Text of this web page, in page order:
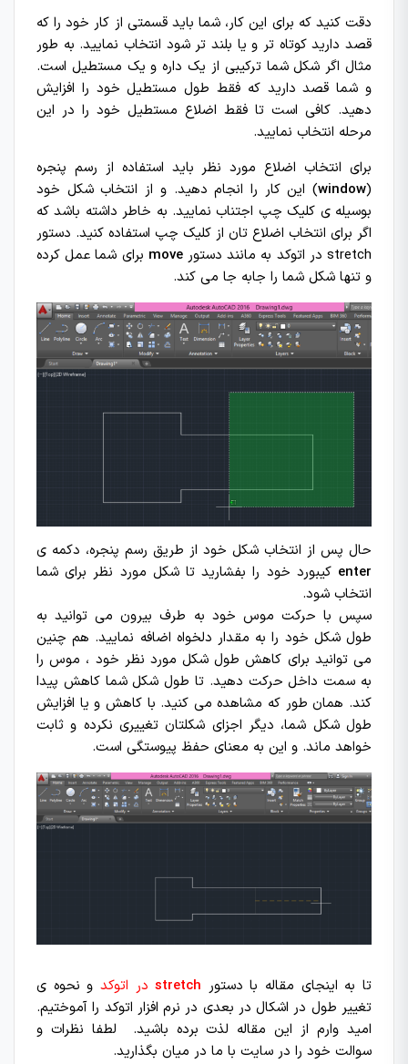
دقت کنید که برای این کار، شما باید قسمتی از کار خود را که
قصد دارید کوتاه تر و یا بلند تر شود انتخاب نمایید. به طور
مثال اگر شکل شما ترکیبی از یک داره و یک مستطیل است.
و شما قصد دارید که فقط طول مستطیل خود را افزایش
دهید. کافی است تا فقط اضلاع مستطیل خود را در این
مرحله انتخاب نمایید.
برای انتخاب اضلاع مورد نظر باید استفاده از رسم پنجره
(
window) این کار را انجام دهید. و از انتخاب شکل خود
بوسیله ی کلیک چپ اجتناب نمایید. به خاطر داشته باشد که
اگر برای انتخاب اضلاع تان از کلیک چپ استفاده کنید. دستور
stretch در اتوکد به مانند دستور
move برای شما عمل کرده
و تنها شکل شما را جابه جا می کند.
حال پس از انتخاب شکل خود از طریق رسم پنجره، دکمه ی
enter کیبورد خود را بفشارید تا شکل مورد نظر برای شما
انتخاب شود.
سپس با حرکت موس خود به طرف بیرون می توانید به
طول شکل خود را به مقدار دلخواه اضافه نمایید. هم چنین
می توانید برای کاهش طول شکل مورد نظر خود ، موس را
به سمت داخل حرکت دهید. تا طول شکل شما کاهش پیدا
کند. همان طور که مشاهده می کنید. با کاهش و یا افزایش
طول شکل شما، دیگر اجزای شکلتان تغییری نکرده و ثابت
خواهد ماند. و این به معنای حفظ پیوستگی است.
تا به اینجای مقاله با دستور stretchدر اتوکد و نحوه ی
تغییر طول در اشکال در بعدی در نرم افزار اتوکد را آموختیم.
امید وارم از این مقاله لذت برده باشید. لطفا نظرات و
سوالت خود را در سایت با ما در میان بگذارید.